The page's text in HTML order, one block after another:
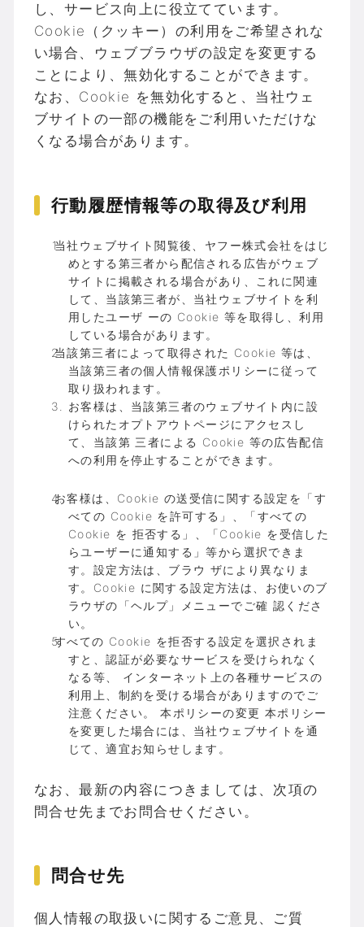
し、サービス向上に役立てています。
Cookie（クッキー）の利用をご希望されな
い場合、ウェブブラウザの設定を変更する
ことにより、無効化することができます。
なお、Cookie を無効化すると、当社ウェ
ブサイトの一部の機能をご利用いただけな
くなる場合があります。
行動履歴情報等の取得及び利用
当社ウェブサイト閲覧後、ヤフー株式会社をはじ
めとする第三者から配信される広告がウェブ
サイトに掲載される場合があり、これに関連
して、当該第三者が、当社ウェブサイトを利
用したユーザ ーの Cookie 等を取得し、利用
している場合があります。
当該第三者によって取得された Cookie 等は、
当該第三者の個人情報保護ポリシーに従って
取り扱われます。
お客様は、当該第三者のウェブサイト内に設
けられたオプトアウトページにアクセスし
て、当該第 三者による Cookie 等の広告配信
への利用を停止することができます。
お客様は、Cookie の送受信に関する設定を「す
べての Cookie を許可する」、「すべての
Cookie を 拒否する」、「Cookie を受信した
らユーザーに通知する」等から選択できま
す。設定方法は、ブラウ ザにより異なりま
す。Cookie に関する設定方法は、お使いのブ
ラウザの「ヘルプ」メニューでご確 認くださ
い。
すべての Cookie を拒否する設定を選択されま
すと、認証が必要なサービスを受けられなく
なる等、 インターネット上の各種サービスの
利用上、制約を受ける場合がありますのでご
注意ください。 本ポリシーの変更 本ポリシー
を変更した場合には、当社ウェブサイトを通
じて、適宜お知らせします。
なお、最新の内容につきましては、次項の
問合せ先までお問合せください。
問合せ先
個人情報の取扱いに関するご意見、ご質